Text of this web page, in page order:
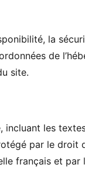
la
de
site.
incluant les
par le droit
français et par